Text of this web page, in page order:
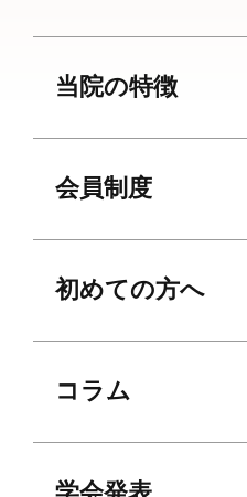
当院の特徴
会員制度
初めての方へ
コラム